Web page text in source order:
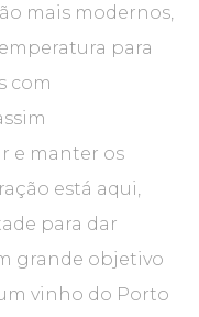
mais modernos,
para
com
e manter os
está aqui,
para dar
grande objetivo
vinho do Porto